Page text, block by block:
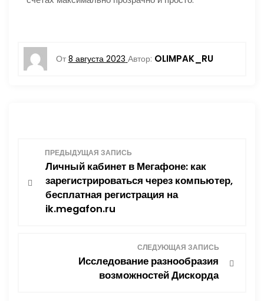
От 8 августа 2023 Автор: OLIMPAK_RU
ПРЕДЫДУЩАЯ ЗАПИСЬ
Личный кабинет в Мегафоне: как
зарегистрироваться через компьютер,
бесплатная регистрация на
ik.megafon.ru
СЛЕДУЮЩАЯ ЗАПИСЬ
Исследование разнообразия
возможностей Дискорда